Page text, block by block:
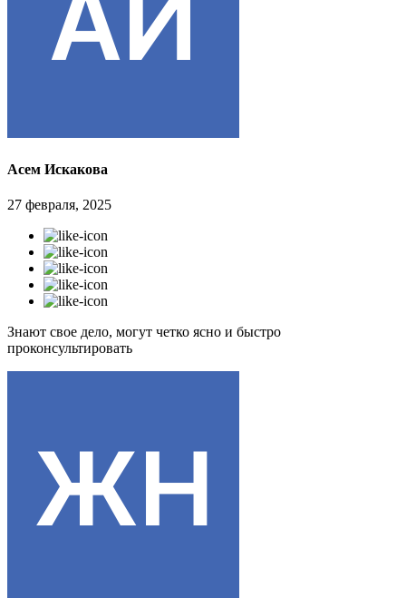
Асем Искакова
27 февраля, 2025
Знают свое дело, могут четко ясно и быстро
проконсультировать